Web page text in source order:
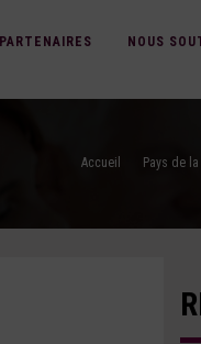
PARTENAIRES NOUS
Accueil Pays de